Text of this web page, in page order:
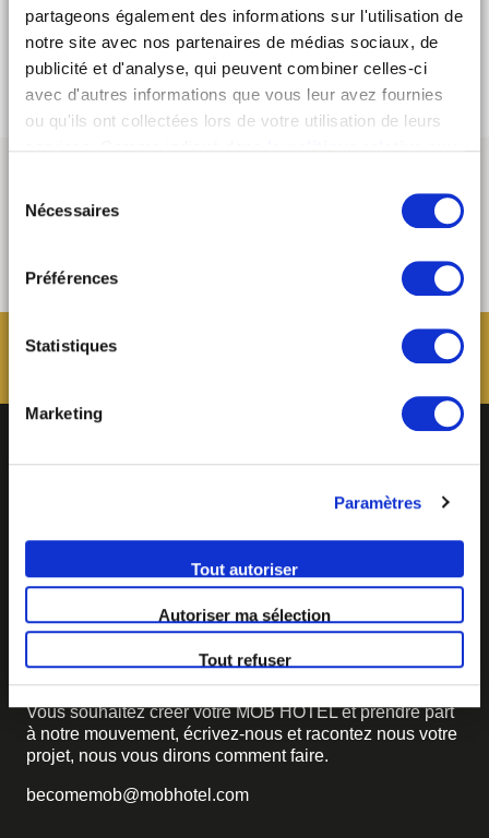
partageons également des informations sur l'utilisation de
notre site avec nos partenaires de médias sociaux, de
publicité et d'analyse, qui peuvent combiner celles-ci
avec d'autres informations que vous leur avez fournies
ou qu'ils ont collectées lors de votre utilisation de leurs
cliquant sur « tout autoriser » ; vous refusez ce dépôt de
cookies (sauf cookies nécessaires) en cliquant sur « tout
paramétrer vos choix en fonction de la finalité des
autoriser ma sélection ». Vous pouvez retirer votre
consentement à tout moment via notre outil de
relative aux cookies sous l’onglet « mentions légales ».
Nécessaires
Préférences
Statistiques
Marketing
Paramètres
Tout autoriser
Autoriser ma sélection
Tout refuser
> Mixcloud
> Soundcloud
BECOME MOB
MOB HOTEL se développe en un véritable mouvement
coopératif.
Vous souhaitez créer votre MOB HOTEL et prendre part
à notre mouvement, écrivez-nous et racontez nous votre
projet, nous vous dirons comment faire.
becomemob@mobhotel.com